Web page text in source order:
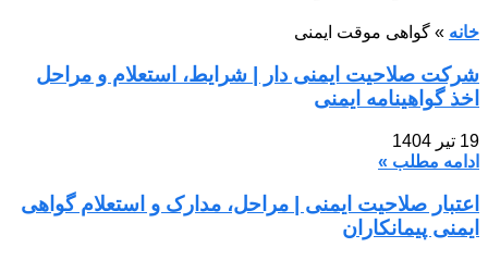
خانه » گواهی موقت ایمنی
شرکت صلاحیت ایمنی دار | شرایط، استعلام و مراحل
اخذ گواهینامه ایمنی
19 تیر 1404
ادامه مطلب »
اعتبار صلاحیت ایمنی | مراحل، مدارک و استعلام گواهی
ایمنی پیمانکاران